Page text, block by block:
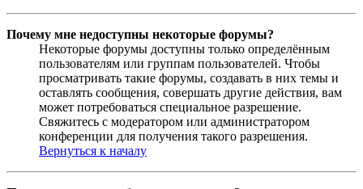
Почему мне недоступны некоторые форумы?
Некоторые форумы доступны только определённым
пользователям или группам пользователей. Чтобы
просматривать такие форумы, создавать в них темы и
оставлять сообщения, совершать другие действия, вам
может потребоваться специальное разрешение.
Свяжитесь с модератором или администратором
конференции для получения такого разрешения.
Вернуться к началу